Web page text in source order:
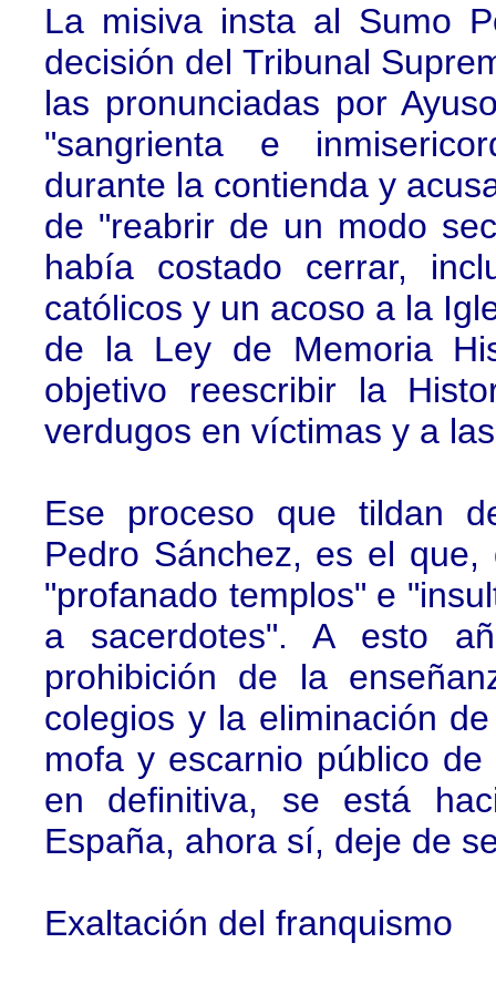
La misiva insta al Sumo
decisión del Tribunal
las pronunciadas por
"sangrienta e
durante la contienda y
de "reabrir de un modo
había costado cerrar,
católicos y un acoso a la
de la Ley de Memoria
objetivo reescribir la
verdugos en víctimas y a
Ese proceso que tildan
Pedro Sánchez, es el
"profanado templos" e
a sacerdotes". A esto
prohibición de la
colegios y la eliminación
mofa y escarnio público
en definitiva, se está
España, ahora sí, deje de
Exaltación del franquismo